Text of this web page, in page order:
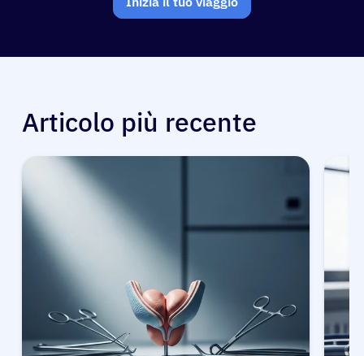
Articolo più recente